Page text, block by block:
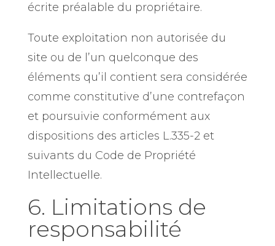
écrite préalable du propriétaire.
Toute exploitation non autorisée du
site ou de l’un quelconque des
éléments qu’il contient sera considérée
comme constitutive d’une contrefaçon
et poursuivie conformément aux
dispositions des articles L.335-2 et
suivants du Code de Propriété
Intellectuelle.
6. Limitations de
responsabilité